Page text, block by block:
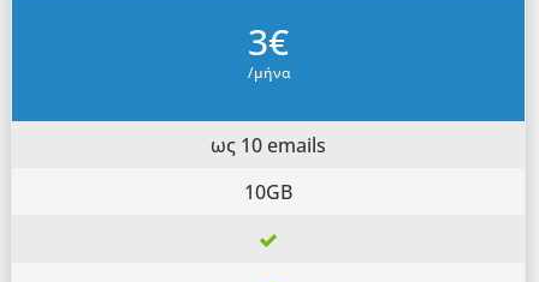
3€
/μήνα
ως 10 emails
10GB